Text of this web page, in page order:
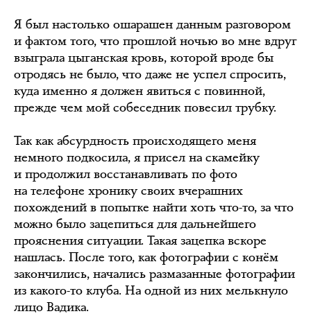
Я был настолько ошарашен данным разговором
и фактом того, что прошлой ночью во мне вдруг
взыграла цыганская кровь, которой вроде бы
отродясь не было, что даже не успел спросить,
куда именно я должен явиться с повинной,
прежде чем мой собеседник повесил трубку.
Так как абсурдность происходящего меня
немного подкосила, я присел на скамейку
и продолжил восстанавливать по фото
на телефоне хронику своих вчерашних
похождений в попытке найти хоть что-то, за что
можно было зацепиться для дальнейшего
прояснения ситуации. Такая зацепка вскоре
нашлась. После того, как фотографии с конём
закончились, начались размазанные фотографии
из какого-то клуба. На одной из них мелькнуло
лицо Вадика.